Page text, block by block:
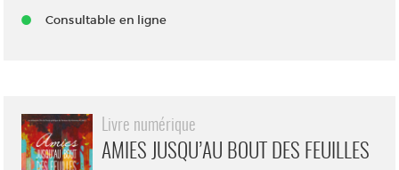
Consultable en ligne
Livre numérique
AMIES JUSQU’AU BOUT DES FEUILLES